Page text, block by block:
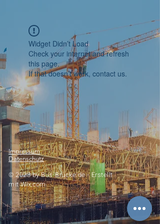
Widget Didn’t Load
Check your internet and refresh
this page.
If that doesn’t work, contact us.
Impressum
Datenschutz
© 2023 byBus-Brücke.de -Erstellt
mitWix.com